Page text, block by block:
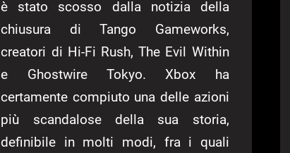
è stato scosso dalla notizia della
chiusura di Tango Gameworks,
creatori di Hi-Fi Rush, The Evil Within
e Ghostwire Tokyo. Xbox ha
certamente compiuto una delle azioni
più scandalose della sua storia,
definibile in molti modi, fra i quali